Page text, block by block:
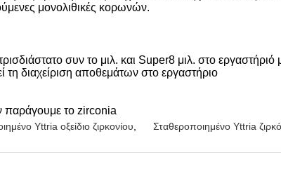
μονολιθικές κορωνών.
συν το μιλ. και Super8 μιλ. στο εργαστήριό
διαχείριση αποθεμάτων στο εργαστήριο
παράγουμε το zirconia
Yttria οξείδιο ζιρκονίου Σταθεροποιημένο Yttria